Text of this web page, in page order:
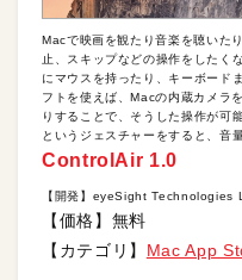
Macで映画を観たり音楽を聴いた
止、スキップなどの操作をしたく
にマウスを持ったり、キーボード
フトを使えば、Macの内蔵カメラ
りすることで、そうした操作が可
というジェスチャーをすると、音
ControlAir 1.0
【開発】eyeSight Technologies
【価格】無料
【カテゴリ】 Mac App